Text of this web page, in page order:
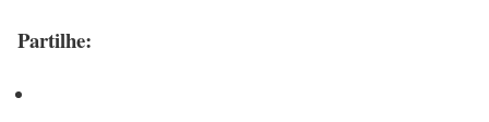
Partilhe: